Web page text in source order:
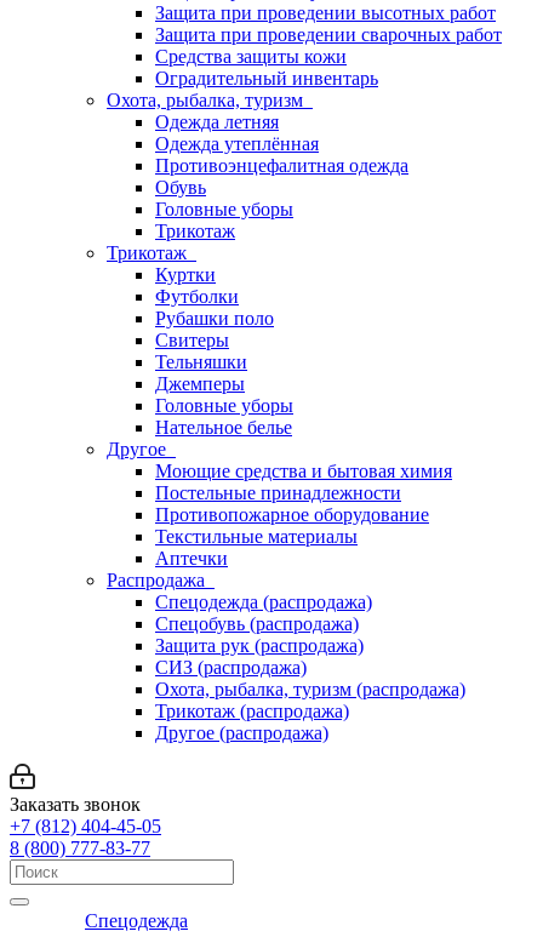
Защита при проведении высотных работ
Защита при проведении сварочных работ
Средства защиты кожи
Оградительный инвентарь
Охота, рыбалка, туризм
Одежда летняя
Одежда утеплённая
Противоэнцефалитная одежда
Обувь
Головные уборы
Трикотаж
Трикотаж
Куртки
Футболки
Рубашки поло
Свитеры
Тельняшки
Джемперы
Головные уборы
Нательное белье
Другое
Моющие средства и бытовая химия
Постельные принадлежности
Противопожарное оборудование
Текстильные материалы
Аптечки
Распродажа
Спецодежда (распродажа)
Спецобувь (распродажа)
Защита рук (распродажа)
СИЗ (распродажа)
Охота, рыбалка, туризм (распродажа)
Трикотаж (распродажа)
Другое (распродажа)
Заказать звонок
+7 (812) 404-45-05
8 (800) 777-83-77
Спецодежда